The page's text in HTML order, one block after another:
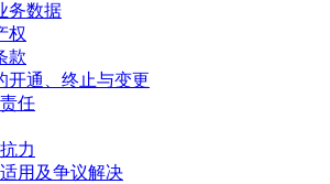
务数据
权
款
开通、终止与变更
任
力
用及争议解决